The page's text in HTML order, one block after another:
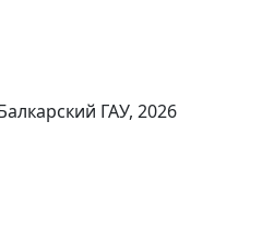
ГАУ, 2026